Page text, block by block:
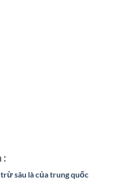
:
sâu là của trung quốc